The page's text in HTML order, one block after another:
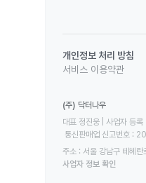
개인정보 처리 방침
서비스 이용약관
(주) 닥터나우
대표 정진웅 | 사업자
통신판매업 신고번호
주소 : 서울 강남구 테헤
사업자 정보 확인